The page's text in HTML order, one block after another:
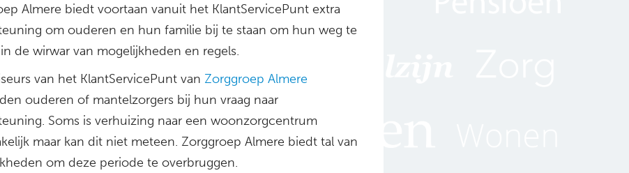
Almere biedt voortaan vanuit het KlantServicePunt extra
om ouderen en hun familie bij te staan om hun weg te
de wirwar van mogelijkheden en regels.
van het KlantServicePunt van Zorggroep Almere
ouderen of mantelzorgers bij hun vraag naar
Soms is verhuizing naar een woonzorgcentrum
maar kan dit niet meteen. Zorggroep Almere biedt tal van
om deze periode te overbruggen.